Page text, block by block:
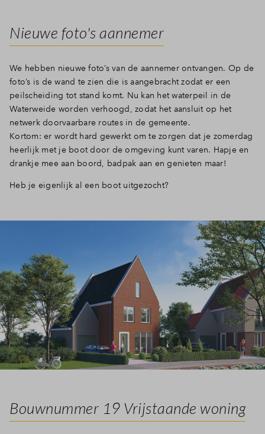
Inloggen
Nieuwe foto's aannemer
We hebben nieuwe foto’s van de aannemer ontvangen. Op de
foto’s is de wand te zien die is aangebracht zodat er een
peilscheiding tot stand komt. Nu kan het waterpeil in de
Waterweide worden verhoogd, zodat het aansluit op het
netwerk doorvaarbare routes in de gemeente.
Kortom: er wordt hard gewerkt om te zorgen dat je zomerdag
heerlijk met je boot door de omgeving kunt varen. Hapje en
drankje mee aan boord, badpak aan en genieten maar!
Heb je eigenlijk al een boot uitgezocht?
Bouwnummer 19 Vrijstaande woning